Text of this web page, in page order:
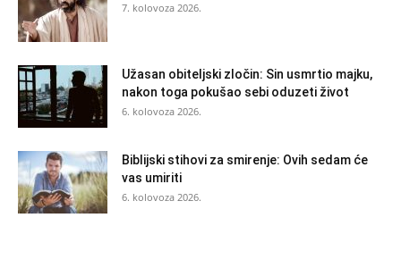
7. kolovoza 2026.
Užasan obiteljski zločin: Sin usmrtio majku,
nakon toga pokušao sebi oduzeti život
6. kolovoza 2026.
Biblijski stihovi za smirenje: Ovih sedam će
vas umiriti
6. kolovoza 2026.